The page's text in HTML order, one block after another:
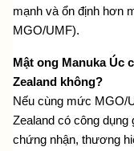
mạnh và ổn định hơn
MGO/UMF).
Mật ong Manuka Úc
Zealand không?
Nếu cùng mức MGO/
Zealand có công
chứng nhận, thương